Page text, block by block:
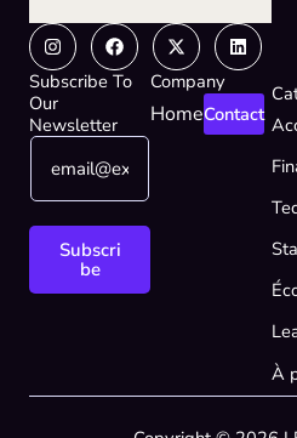
InstagramFacebook
X-
twitter
Linkedin
Subscribe To
Our
Newsletter
E
a
i
m
*
E
a
Subscri
be
Company
HomeContact
À